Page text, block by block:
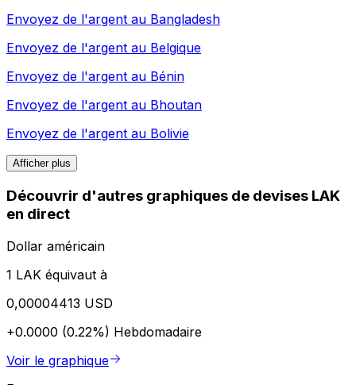
Envoyez de l'argent au Bangladesh
Envoyez de l'argent au Belgique
Envoyez de l'argent au Bénin
Envoyez de l'argent au Bhoutan
Envoyez de l'argent au Bolivie
Afficher plus
Découvrir d'autres graphiques de devises LAK
en direct
Dollar américain
1 LAK équivaut à
0,00004413 USD
+0.0000 (0.22%) Hebdomadaire
Voir le graphique